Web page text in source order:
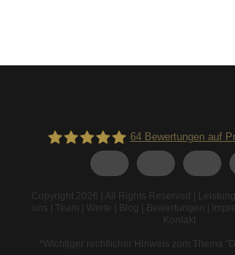
64Bewertungen auf
Copyright 2026 | All Rights Reserved |
uns | Team | Werte | Blog | Bewertungen |
Kontakt
*Wichtiger rechtlicher Hinweis zum Thema